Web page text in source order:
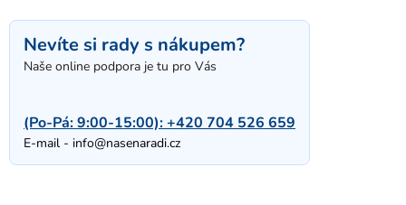
Nevíte si rady s nákupem?
Naše online podpora je tu pro Vás
(Po-Pá: 9:00-15:00):+420 704 526 659
E-mail - info@nasenaradi.cz